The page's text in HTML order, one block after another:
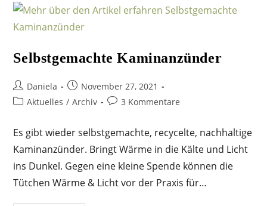
Selbstgemachte Kaminanzünder
Beitrags-
Autor:
Daniela
Beitrag
veröffentlicht:
November 27, 2021
Beitrags-
Aktuelles / Archiv
Beitrags-
3 Kommentare
Es gibt wieder selbstgemachte, recycelte, nachhaltige
Kaminanzünder. Bringt Wärme in die Kälte und Licht
ins Dunkel. Gegen eine kleine Spende können die
Tütchen Wärme & Licht vor der Praxis für…